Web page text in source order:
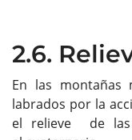
2.6.
En las montañas
labrados por la
el relieve de las